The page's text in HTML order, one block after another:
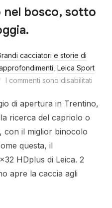
nel bosco, sotto
cacciatori e storie di
Leica Sport
I commenti sono disabilitati
di apertura in Trentino,
ricerca del capriolo o
con il miglior binocolo
questa, il
HDplus di Leica. 2
apre la caccia agli